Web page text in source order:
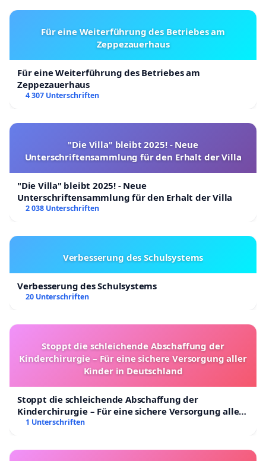
Für eine Weiterführung des Betriebes am
Zeppezauerhaus
Für eine Weiterführung des Betriebes am
Zeppezauerhaus
4 307 Unterschriften
"Die Villa" bleibt 2025! - Neue
Unterschriftensammlung für den Erhalt der Villa
"Die Villa" bleibt 2025! - Neue
Unterschriftensammlung für den Erhalt der Villa
2 038 Unterschriften
Verbesserung des Schulsystems
Verbesserung des Schulsystems
20 Unterschriften
Stoppt die schleichende Abschaffung der
Kinderchirurgie – Für eine sichere Versorgung aller
Kinder in Deutschland
Stoppt die schleichende Abschaffung der
Kinderchirurgie – Für eine sichere Versorgung aller
Kinder in Deutschland
1 Unterschriften